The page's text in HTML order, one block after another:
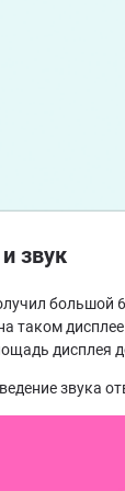
звук
большой
таком
дисплея
звука